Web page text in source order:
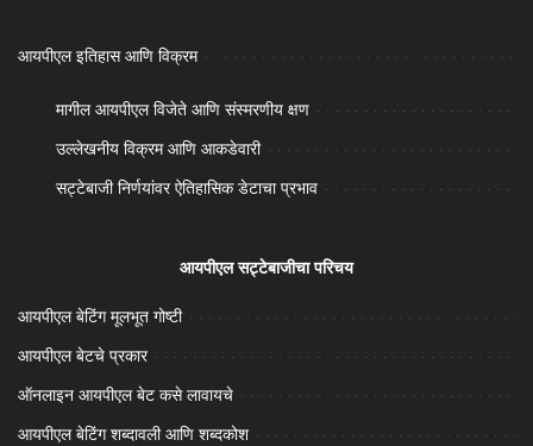
आयपीएल इतिहास आणि विक्रम
मागील आयपीएल विजेते आणि संस्मरणीय क्षण
उल्लेखनीय विक्रम आणि आकडेवारी
सट्टेबाजी निर्णयांवर ऐतिहासिक डेटाचा प्रभाव
आयपीएल सट्टेबाजीचा परिचय
आयपीएल बेटिंग मूलभूत गोष्टी
आयपीएल बेटचे प्रकार
ऑनलाइन आयपीएल बेट कसे लावायचे
आयपीएल बेटिंग शब्दावली आणि शब्दकोश